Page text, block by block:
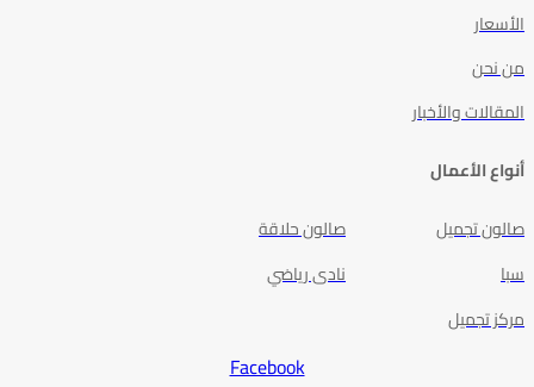
الأسعار
من نحن
المقالات والأخبار
أنواع الأعمال
صالون تجميل
صالون حلاقة
سبا
نادى رياضي
مركز تجميل
Facebook